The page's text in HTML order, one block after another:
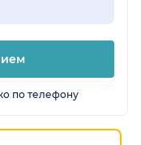
по телефону